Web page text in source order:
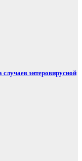
энтеровирусной